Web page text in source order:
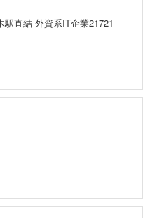
直結 外資系IT企業21721